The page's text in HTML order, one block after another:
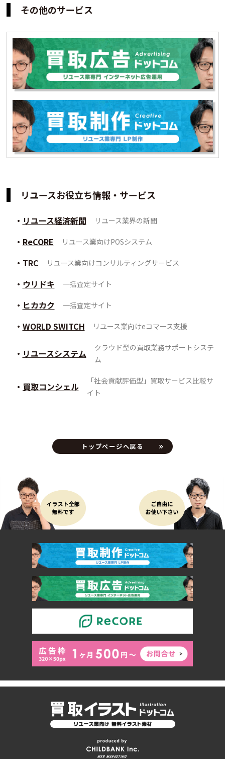
その他のサービス
リユースお役立ち情報・サービス
リユース経済新聞 リユース業界の新聞
ReCORE リユース業向けPOSシステム
TRC リユース業向けコンサルティングサービス
ウリドキ 一括査定サイト
ヒカカク 一括査定サイト
WORLD SWITCH リユース業向けeコマース支援
リユースシステム
クラウド型の買取業務サポートシステ
ム
買取コンシェル
「社会貢献評価型」買取サービス比較サ
イト
トップページへ戻る